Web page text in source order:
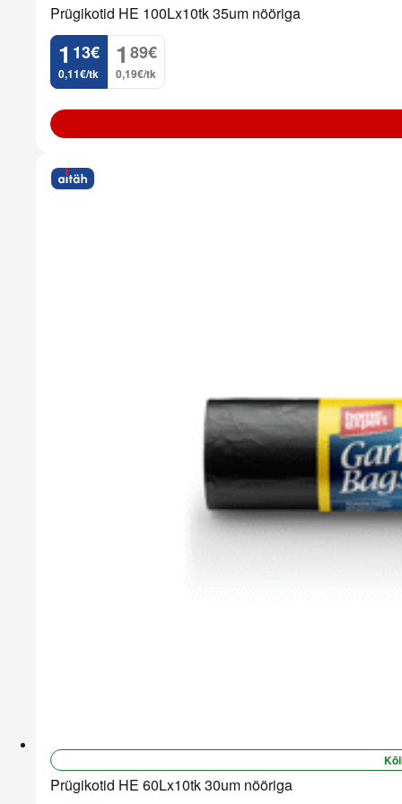
Prügikotid HE 100Lx10tk 35um nööriga
1
. 13€
0,11€/tk
1
. 89€
0,19€/tk
Prügikotid HE 60Lx10tk 30um nööriga